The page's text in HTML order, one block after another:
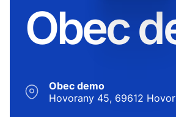
Obec
Obec demo
Hovorany 45, 69612